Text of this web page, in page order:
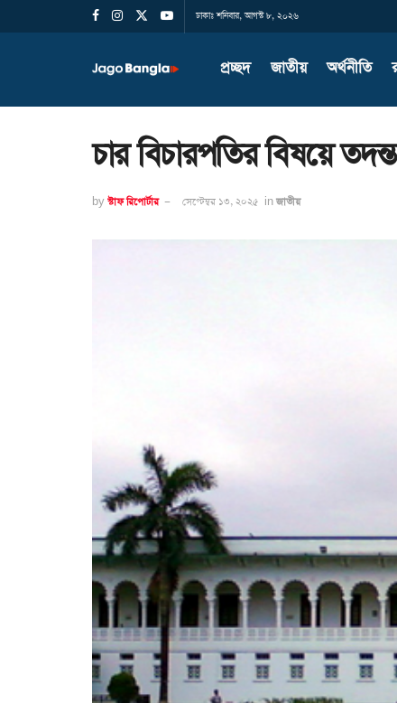
ঢাকাঃ শনিবার, আগস্ট ৮, ২০২৬
প্রচ্ছদ জাতীয় অর্থনীতি
চার বিচারপতির বিষয়ে
by স্টাফ রিপোর্টার সেপ্টেম্বর ১৩, ২০২৫ in জাতীয়